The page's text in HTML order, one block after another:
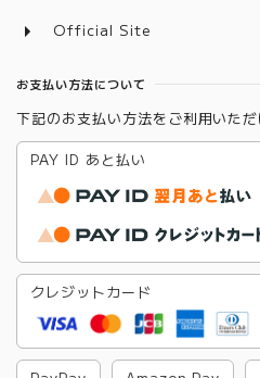
Official Site
お支払い方法について
下記のお支払い方法をご利用いただ
PAY ID あと払い
クレジットカード